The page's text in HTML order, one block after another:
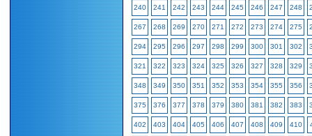
240 241 242 243 244 245 246 247 248
267 268 269 270 271 272 273 274 275
294 295 296 297 298 299 300 301 302
321 322 323 324 325 326 327 328 329
348 349 350 351 352 353 354 355 356
375 376 377 378 379 380 381 382 383
402 403 404 405 406 407 408 409 410